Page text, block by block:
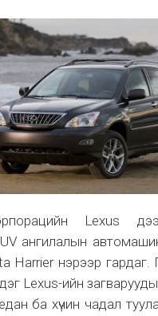
Lexus
ангилалын
Harrier нэрээр гардаг.
Lexus-ийн
ба хүчин чадал